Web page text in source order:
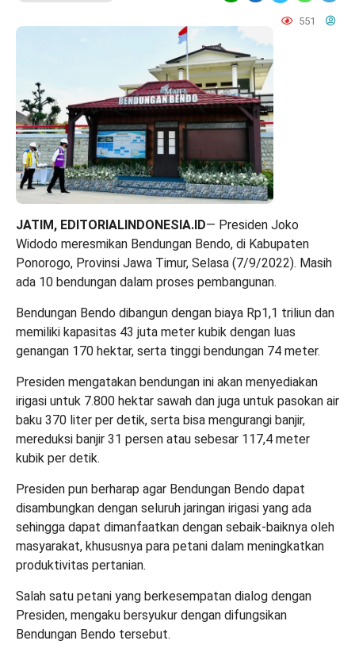
551
JATIM, EDITORIALINDONESIA.ID— Presiden Joko
Widodo meresmikan Bendungan Bendo, di Kabupaten
Ponorogo, Provinsi Jawa Timur, Selasa (7/9/2022). Masih
ada 10 bendungan dalam proses pembangunan.
Bendungan Bendo dibangun dengan biaya Rp1,1 triliun dan
memiliki kapasitas 43 juta meter kubik dengan luas
genangan 170 hektar, serta tinggi bendungan 74 meter.
Presiden mengatakan bendungan ini akan menyediakan
irigasi untuk 7.800 hektar sawah dan juga untuk pasokan air
baku 370 liter per detik, serta bisa mengurangi banjir,
mereduksi banjir 31 persen atau sebesar 117,4 meter
kubik per detik.
Presiden pun berharap agar Bendungan Bendo dapat
disambungkan dengan seluruh jaringan irigasi yang ada
sehingga dapat dimanfaatkan dengan sebaik-baiknya oleh
masyarakat, khususnya para petani dalam meningkatkan
produktivitas pertanian.
Salah satu petani yang berkesempatan dialog dengan
Presiden, mengaku bersyukur dengan difungsikan
Bendungan Bendo tersebut.